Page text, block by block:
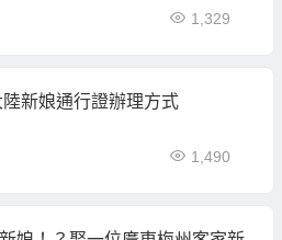
1,329
新娘通行證辦理方式
1,490